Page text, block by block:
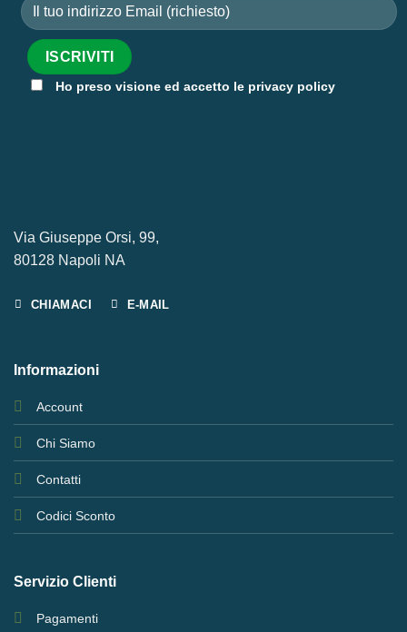
Ho preso visione ed accetto le privacy policy
Via Giuseppe Orsi, 99,
80128 Napoli NA
CHIAMACI E-MAIL
Informazioni
Account
Chi Siamo
Contatti
Codici Sconto
Servizio Clienti
Pagamenti